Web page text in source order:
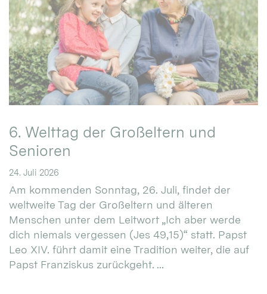
6. Welttag der Großeltern und
Senioren
24. Juli 2026
Am kommenden Sonntag, 26. Juli, findet der
weltweite Tag der Großeltern und älteren
Menschen unter dem Leitwort „Ich aber werde
dich niemals vergessen (Jes 49,15)“ statt. Papst
Leo XIV. führt damit eine Tradition weiter, die auf
Papst Franziskus zurückgeht. ...